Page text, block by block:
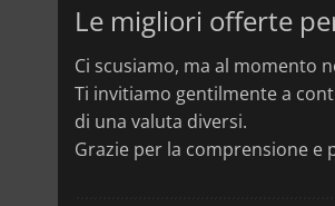
Le migliori offerte
Ci scusiamo, ma al momento
Ti invitiamo gentilmente a
di una valuta diversi.
Grazie per la comprensione e